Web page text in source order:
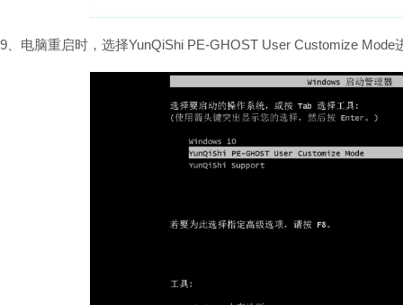
9、电脑重启时，选择YunQiShi PE-GHOST User Customize Mode